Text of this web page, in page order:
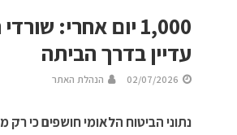
1,000 יום אחרי:
עדיין בדרך הביתה
02/07/2026 הנהלת האתר
נתוני הביטוח הלאומי חושפים כי רק